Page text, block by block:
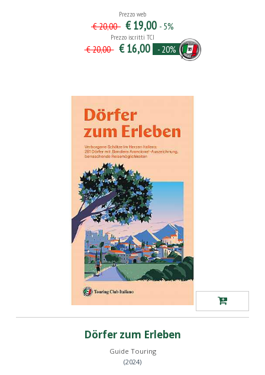
Prezzo web
€ 20,00 € 19,00 - 5%
Prezzo iscritti TCI
€ 20,00 € 16,00 - 20%
Dörfer zum Erleben
Guide Touring
(2024)